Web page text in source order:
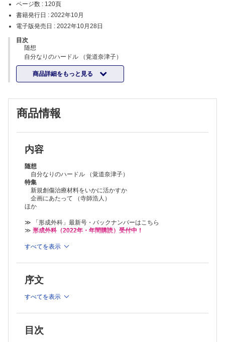
ページ数 : 120頁
書籍発行日 : 2022年10月
電子版発売日 : 2022年10月28日
目次
随想
自分なりのハードル （覚道奈津子）
特集
新規創傷治療材料をいかに活かすか
企画にあたって （寺師浩人）
ペルナックGプラス(R) （松峯 元）
OASIS(R)細胞外マトリックス （黒川正人ほか）
エピフィックスの使用経験 （大山拓人ほか）
コラム：編集委員長コラム［第38回］ （細川 亙）
連載：形成外科NEXT―次世代の本音―
ぼちぼち （羽多野隆治）
連載：教室だより北～南
No.94 長崎医療センター 形成外科 （藤岡正樹）
連載：短編小説で綴る論文探訪 たんろんたん
大きな島から小さな島へ：母指化術と神経血管柄島状皮弁 （寺尾保
信，去川俊二）
経験
ーチ）の有用性 （桑原 郁ほか）
輸血の有用性 （林 昌伸ほか）
症例
先天性外眼筋線維症による眼瞼下垂症の1例 （金子貴芳ほか）
下眼瞼・頬部骨膜下リフトに脂肪移植を併用した下眼瞼除皺術 （田中
INFORMATION
投稿規定
商品詳細をもっと見る
商品情報
内容
随想
自分なりのハードル （覚道奈津子）
特集
新規創傷治療材料をいかに活かすか
企画にあたって （寺師浩人）
ほか
≫ 「形成外科」最新号・バックナンバーはこちら
≫ 形成外科（2022年・年間購読）受付中！
※本製品はPCでの閲覧も可能です。
境で閲覧可能なPDF版をご覧いただけます。詳細はこちらでご確
推奨ブラウザ： Firefox 最新版 / Google Chrome 最新版 / Safari
最新版
すべてを表示
序文
すべてを表示
目次